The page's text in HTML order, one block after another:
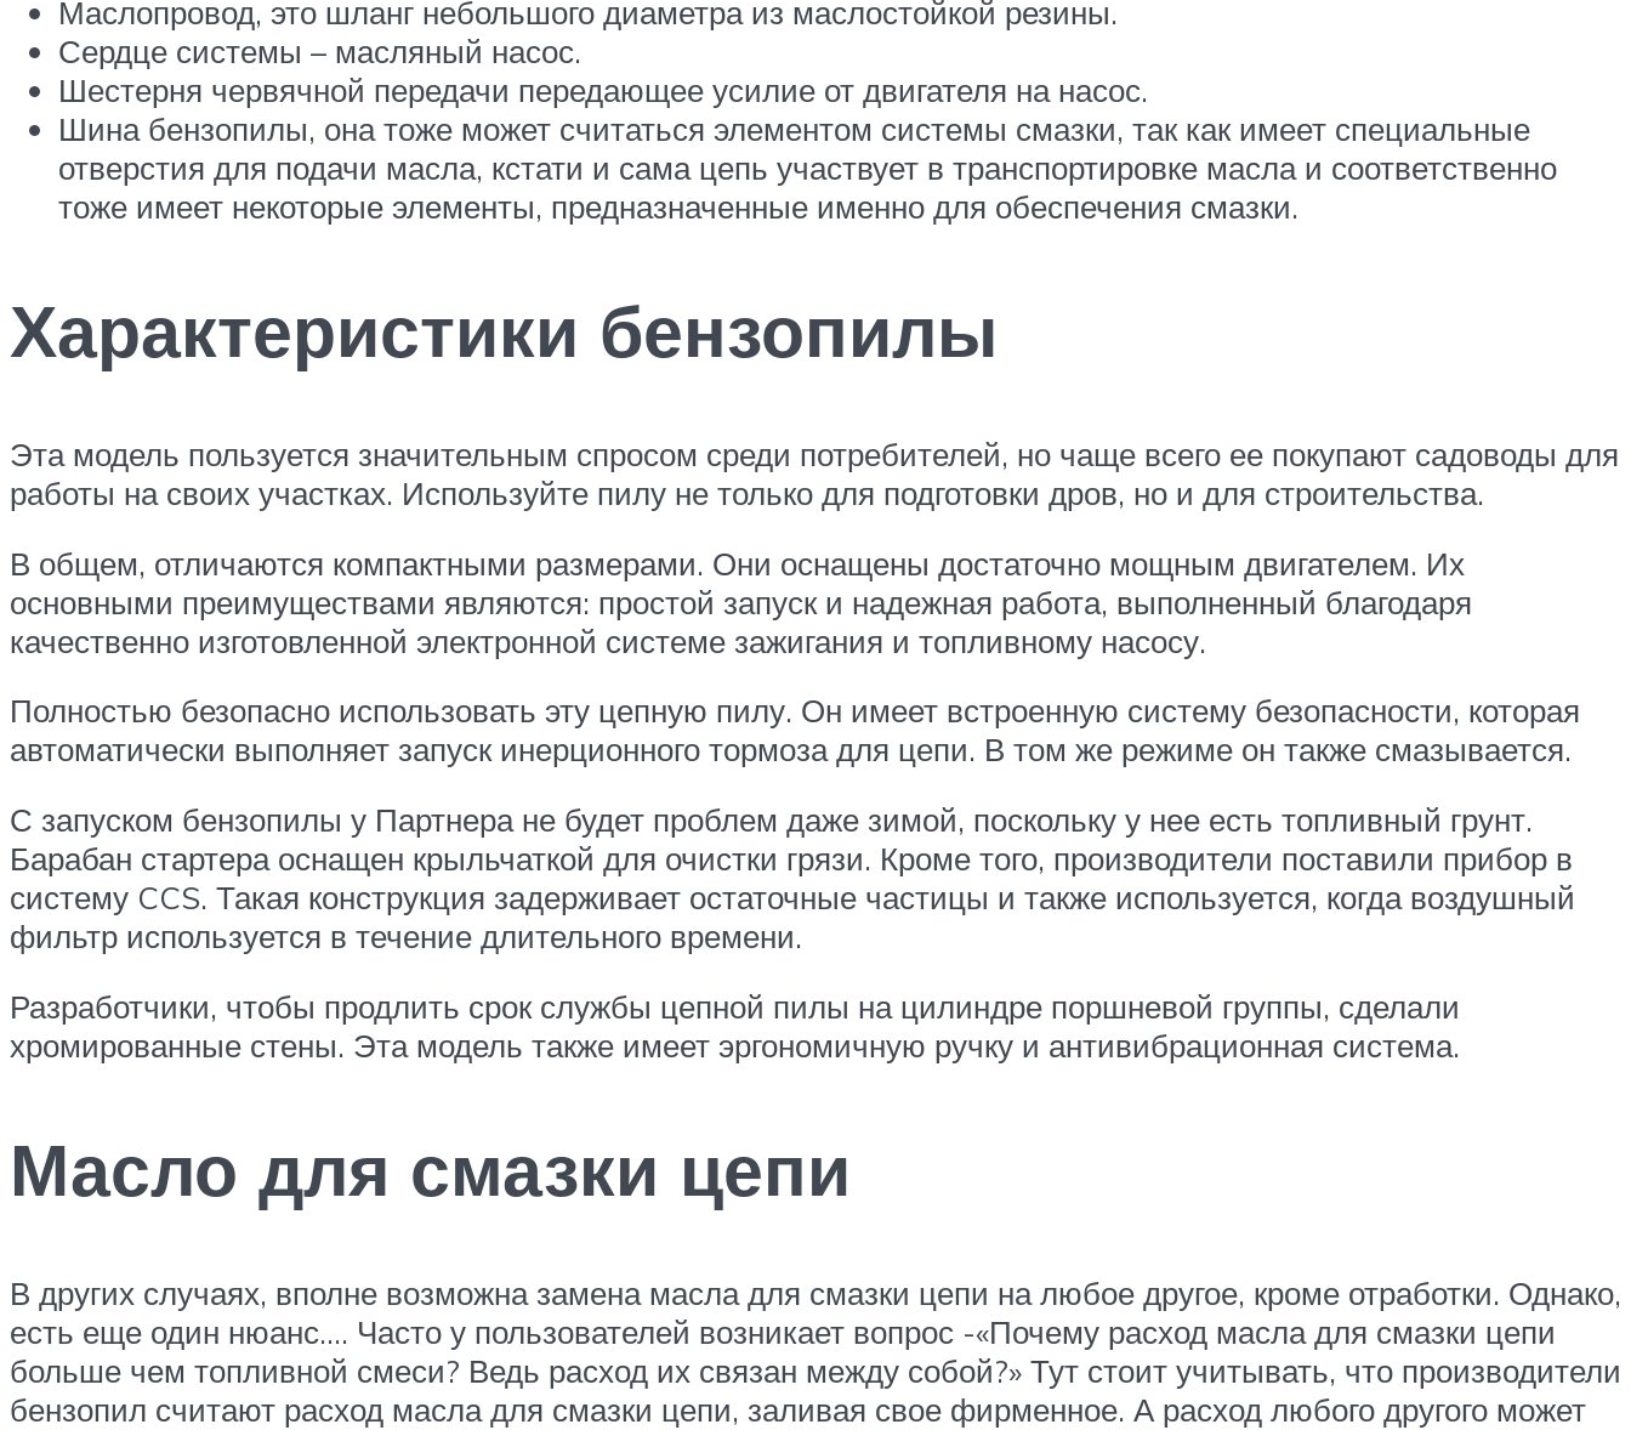
Маслопровод, это шланг небольшого диаметра из маслостойкой резины.
Сердце системы – масляный насос.
Шестерня червячной передачи передающее усилие от двигателя на насос.
Шина бензопилы, она тоже может считаться элементом системы смазки, так как имеет специальные
отверстия для подачи масла, кстати и сама цепь участвует в транспортировке масла и соответственно
тоже имеет некоторые элементы, предназначенные именно для обеспечения смазки.
Характеристики бензопилы
Эта модель пользуется значительным спросом среди потребителей, но чаще всего ее покупают садоводы для
работы на своих участках. Используйте пилу не только для подготовки дров, но и для строительства.
В общем, отличаются компактными размерами. Они оснащены достаточно мощным двигателем. Их
основными преимуществами являются: простой запуск и надежная работа, выполненный благодаря
качественно изготовленной электронной системе зажигания и топливному насосу.
Полностью безопасно использовать эту цепную пилу. Он имеет встроенную систему безопасности, которая
автоматически выполняет запуск инерционного тормоза для цепи. В том же режиме он также смазывается.
С запуском бензопилы у Партнера не будет проблем даже зимой, поскольку у нее есть топливный грунт.
Барабан стартера оснащен крыльчаткой для очистки грязи. Кроме того, производители поставили прибор в
систему CCS. Такая конструкция задерживает остаточные частицы и также используется, когда воздушный
фильтр используется в течение длительного времени.
Разработчики, чтобы продлить срок службы цепной пилы на цилиндре поршневой группы, сделали
хромированные стены. Эта модель также имеет эргономичную ручку и антивибрационная система.
Масло для смазки цепи
В других случаях, вполне возможна замена масла для смазки цепи на любое другое, кроме отработки. Однако,
есть еще один нюанс…. Часто у пользователей возникает вопрос -«Почему расход масла для смазки цепи
больше чем топливной смеси? Ведь расход их связан между собой?» Тут стоит учитывать, что производители
бензопил считают расход масла для смазки цепи, заливая свое фирменное. А расход любого другого может